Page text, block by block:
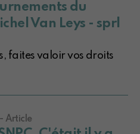
du
Van Leys - sprl
faites valoir vos droits
Article